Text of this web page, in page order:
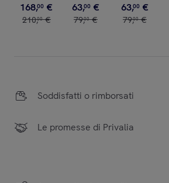
168,00 €
210,00 €
63,00 €
79,00 €
63,00 €
79,00 €
Soddisfatti o rimborsati
Le promesse di Privalia